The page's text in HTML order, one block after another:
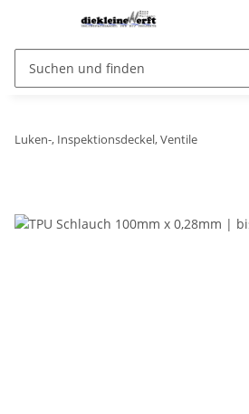
Luken-, Inspektionsdeckel, Ventile